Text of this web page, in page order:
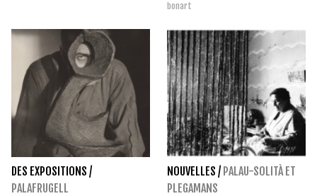
bonart
DES EXPOSITIONS /
PALAFRUGELL
NOUVELLES / PALAU-SOLITÀ ET
PLEGAMANS